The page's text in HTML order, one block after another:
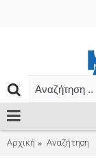
Αρχική Αναζήτηση